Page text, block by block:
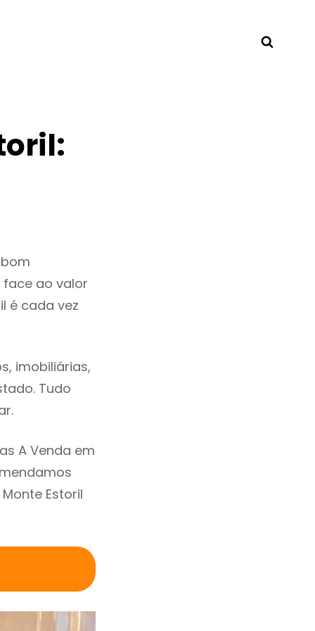
ao valor
é cada vez
imobiliárias,
Tudo
A Venda em
Estoril